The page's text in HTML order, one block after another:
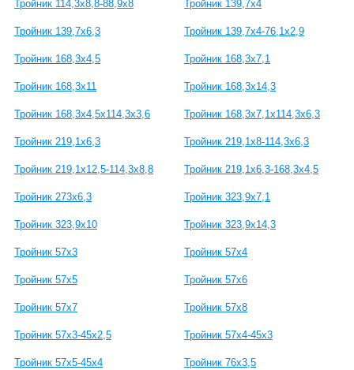
Тройник 114,3х8,8-88,9х8 Тройник 139,7х4
Тройник 139,7х6,3 Тройник 139,7х4-76,1х2,9
Тройник 168,3х4,5 Тройник 168,3х7,1
Тройник 168,3х11 Тройник 168,3х14,3
Тройник 168,3х4,5х114,3х3,6 Тройник 168,3х7,1х114,3х6,3
Тройник 219,1х6,3 Тройник 219,1х8-114,3х6,3
Тройник 219,1х12,5-114,3х8,8 Тройник 219,1х6,3-168,3х4,5
Тройник 273х6,3 Тройник 323,9х7,1
Тройник 323,9х10 Тройник 323,9х14,3
Тройник 57х3 Тройник 57х4
Тройник 57х5 Тройник 57х6
Тройник 57х7 Тройник 57х8
Тройник 57х3-45х2,5 Тройник 57х4-45х3
Тройник 57х5-45х4 Тройник 76х3,5